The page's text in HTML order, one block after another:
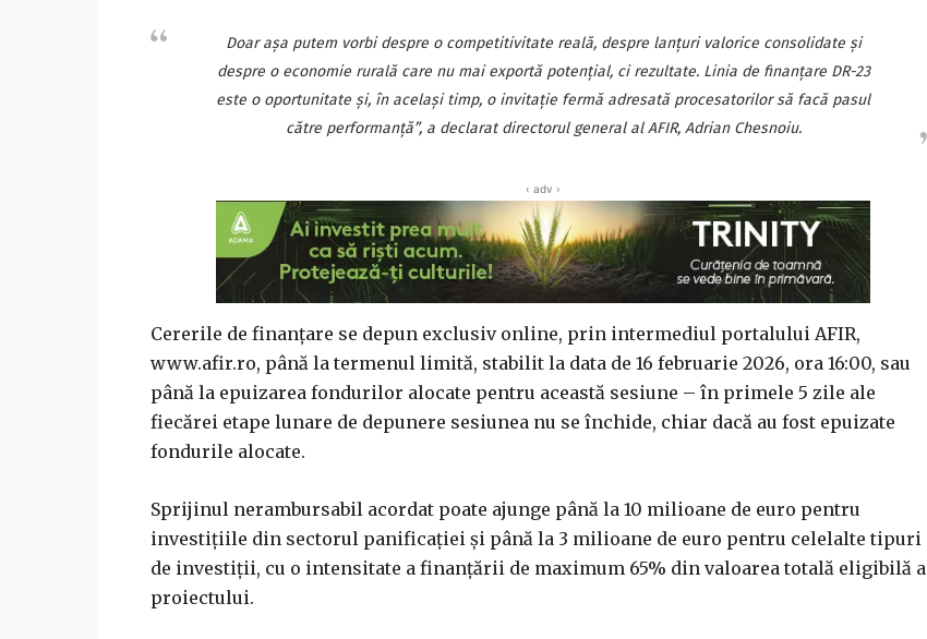
Doar aşa putem vorbi despre o competitivitate reală, despre lanţuri valorice consolidate şi
despre o economie rurală care nu mai exportă potenţial, ci rezultate. Linia de finanţare DR-23
este o oportunitate şi, în acelaşi timp, o invitaţie fermă adresată procesatorilor să facă pasul
către performanţă”, a declarat directorul general al AFIR, Adrian Chesnoiu.
‹ adv ›
Cererile de finanţare se depun exclusiv online, prin intermediul portalului AFIR,
www.afir.ro, până la termenul limită, stabilit la data de 16 februarie 2026, ora 16:00, sau
până la epuizarea fondurilor alocate pentru această sesiune – în primele 5 zile ale
fiecărei etape lunare de depunere sesiunea nu se închide, chiar dacă au fost epuizate
fondurile alocate.
Sprijinul nerambursabil acordat poate ajunge până la 10 milioane de euro pentru
investiţiile din sectorul panificaţiei şi până la 3 milioane de euro pentru celelalte tipuri
de investiţii, cu o intensitate a finanţării de maximum 65% din valoarea totală eligibilă a
proiectului.